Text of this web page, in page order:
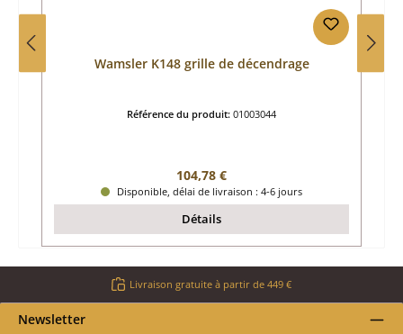
Wamsler K148 grille de décendrage
Référence du produit: 01003044
Prix régulier :
104,78 €
Disponible, délai de livraison : 4-6 jours
Détails
Livraison gratuite à partir de 449 €
Newsletter